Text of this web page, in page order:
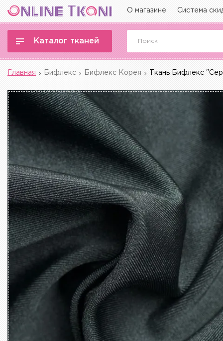
О магазине Система
Каталог тканей
Главная Бифлекс Бифлекс Корея Ткань Бифлекс